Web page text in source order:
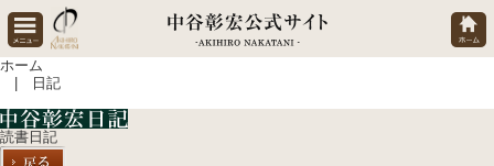
ホーム
| 日記
読書日記